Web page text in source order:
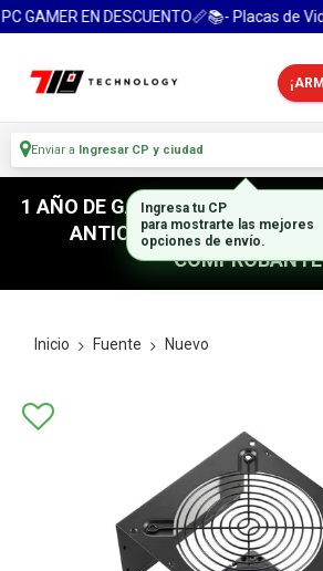
GAMER EN DESCUENTO📏📚- Placas de
Enviar a Ingresar CP y ciudad
1 AÑO DE GARANTIA! / PARA
ANTICIPACION / NO
COMPROBANTE
Inicio Fuente Nuevo
Ingresa tu CP
para mostrarte las mejores
opciones de envío.